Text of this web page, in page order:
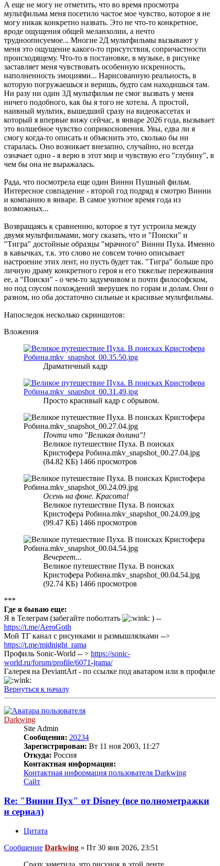
А еще не могу не отметить, что во время просмотра
мультфильма меня посетило частое мое чувство, которое я не
могу никак конкретно назвать. Это не что-то конкретное,
вроде ощущения общей меланхолии, а нечто
трудноописуемое... Многие 2Д мультфильмы вызывают у
меня это ощущение какого-то присутствия, сопричастности
происходящему. Что-то в постановке, в музыке, в рисунке
заставляет меня чувствовать особенную искренность,
наполненность эмоциями... Нарисованную реальность, в
которую погружаешься и веришь, будто сам находишься там.
Ни разу ни один 3Д мультфильм не смог вызвать у меня
ничего подобного, как бы я того не хотела. А простой,
наивный мультик, вышедший сразу на видеокассетах и
который я впервые вижу сейчас, в январе 2026 года, вызывает
это волшебное чувство соприкосновения. Увы, едва ли я
смогу когда-то описать и объяснить это, сколько бы ни
старалась. Оно возникает внезапно, случайно, но всегда
означает одно - я верю в этот мир и чувствую его "глубину", в
чем бы она не выражалась.
Рада, что посмотрела еще один Винни Пушный фильм.
Интересное совпадение - второй год подряд я смотрю Винни
и компанию в январе. В самое уютное время года из
возможных...
Возвращаясь к сравнению, которое я тут устроила между
двумя мультфильмами, могу сказать, что и "Поиски" и
"Тигра" достойные образцы "мрачного" Винни Пуха. Именно
в кавычках, т.к. это слово не совсем точно описывает
настроение этих лент, но пусть будет так. "Тигра" больше про
личную драму конкретного героя и его тяжелые переживания
ее, а "Поиски" - о чем-то задумчивом и почти философском,
но под соусом похождений зверушек по горам и долам. Они о
разном, но оба достаточно сильные и красивые мультфильмы.
Напоследок несколько скриншотов:
Вложения
Драматичный кадр
Просто красивый кадр с обрывом.
Почти что "Великая долина"!
Великое путешествие Пуха. В поисках
Кристофера Робина.mkv_snapshot_00.27.04.jpg
(84.82 КБ) 1466 просмотров
Осень на фоне. Красота!
Великое путешествие Пуха. В поисках
Кристофера Робина.mkv_snapshot_00.24.09.jpg
(99.47 КБ) 1466 просмотров
Вечереет...
Великое путешествие Пуха. В поисках
Кристофера Робина.mkv_snapshot_00.04.54.jpg
(92.74 КБ) 1466 просмотров
***
Где я бываю еще:
Я в Телеграм (забегайте поболтать
) --
https://t.me/AeroGoth
Мой ТГ канал с рисунками и размышлялками -->
https://t.me/midnight_rama
Профиль Sonic-World -- > https://sonic-
world.ru/forum/profile/6071-jrama/
Галерея на DeviantArt - по ссылке под аватаром или в профиле
Вернуться к началу
Darkwing
Site Admin
Сообщения: 20234
Зарегистрирован: Вт 11 ноя 2003, 11:27
Откуда: Россия
Контактная информация:
Контактная информация пользователя Darkwing
Сайт
Re: "Винни Пух" от Disney (все полнометражки
и сериал)
Цитата
Сообщение Darkwing » Пт 30 янв 2026, 23:51
Сразу заметила, что рисунок в этой ленте